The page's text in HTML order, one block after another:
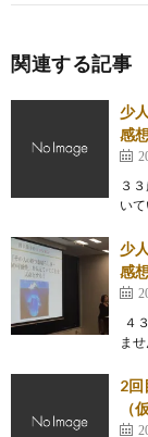
関連する記事
少
感
３
い
少
感
４
ま
2
（